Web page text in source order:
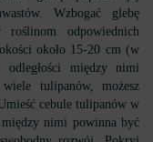
Wzbogać glebę
roślinom odpowiednich
około 15-20 cm (w
między nimi
tulipanów, możesz
cebule tulipanów w
między nimi powinna być